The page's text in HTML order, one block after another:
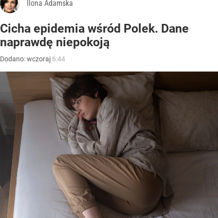
Ilona Adamska
Cicha epidemia wśród Polek. Dane
naprawdę niepokoją
Dodano:wczoraj 6:44